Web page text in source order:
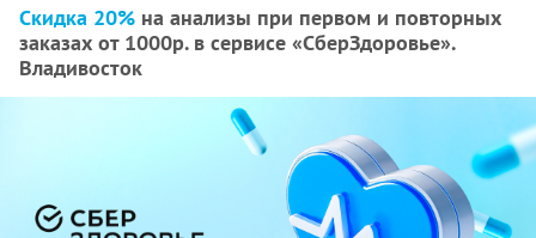
Скидка 20% на анализы при первом и повторных
заказах от 1000р. в сервисе «СберЗдоровье».
Владивосток